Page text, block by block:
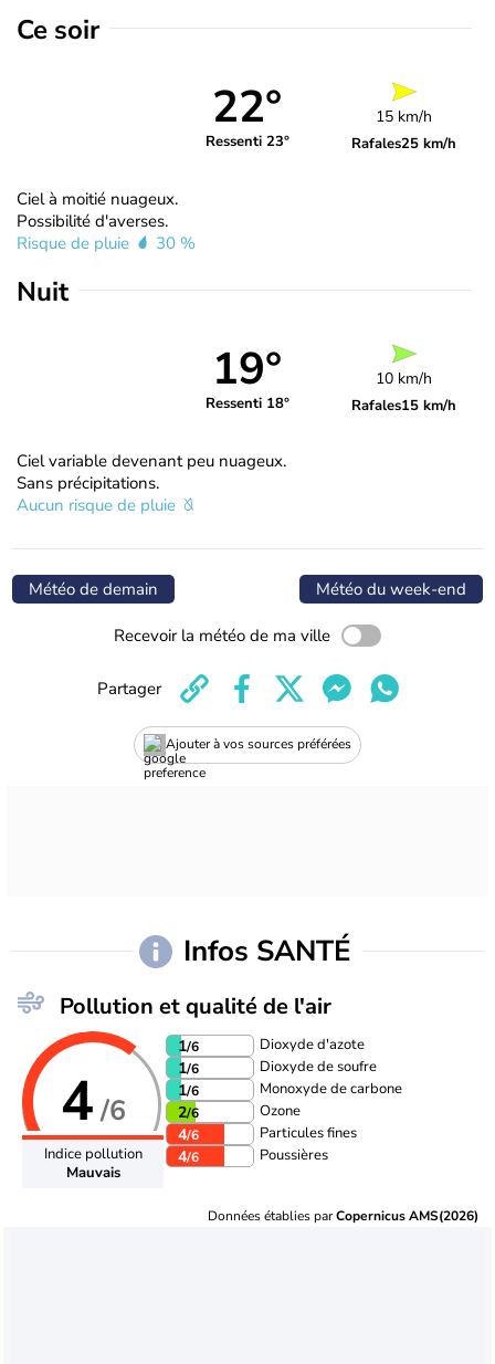
Ce soir
22°
Ressenti 23°
15 km/h
Rafales25 km/h
Ciel à moitié nuageux.
Possibilité d'averses.
Risque de pluie
30 %
Nuit
19°
Ressenti 18°
10 km/h
Rafales15 km/h
Ciel variable devenant peu nuageux.
Sans précipitations.
Aucun risque de pluie
Météo de demain Météo du week-end
Recevoir la météo de ma ville
Ajouter à vos sources préférées
Partager
Infos SANTÉ
Pollution et qualité de l'air
4/6
Indice pollution
Mauvais
1/6 Dioxyde d'azote
1/6 Dioxyde de soufre
1/6 Monoxyde de carbone
2/6 Ozone
4/6 Particules fines
4/6 Poussières
Données établies parCopernicus AMS(2026)